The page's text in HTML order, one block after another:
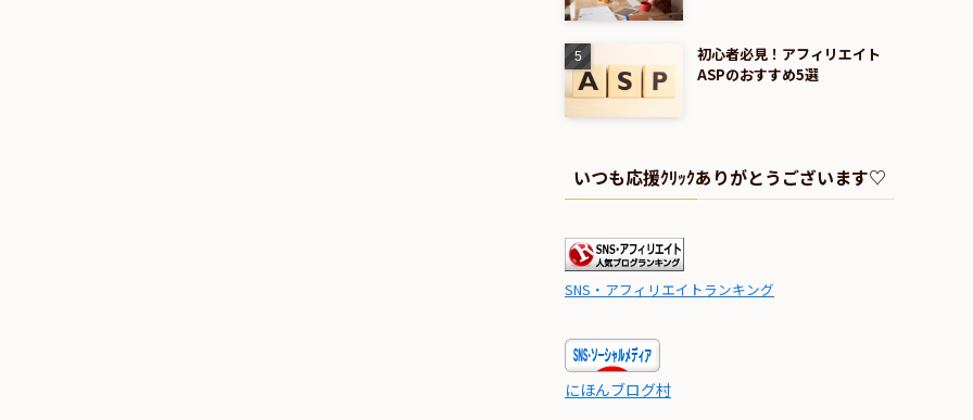
初心者必見！アフィリエイト
ASPのおすすめ5選
いつも応援ｸﾘｯｸありがとうございます♡
SNS・アフィリエイトランキング
にほんブログ村